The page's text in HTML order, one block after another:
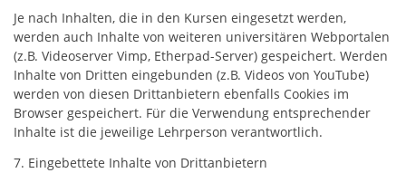
Je nach Inhalten, die in den Kursen eingesetzt werden,
werden auch Inhalte von weiteren universitären Webportalen
(z.B. Videoserver Vimp, Etherpad-Server) gespeichert. Werden
Inhalte von Dritten eingebunden (z.B. Videos von YouTube)
werden von diesen Drittanbietern ebenfalls Cookies im
Browser gespeichert. Für die Verwendung entsprechender
Inhalte ist die jeweilige Lehrperson verantwortlich.
7. Eingebettete Inhalte von Drittanbietern